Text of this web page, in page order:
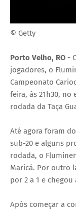
© Getty
Porto Velho, RO -
jogadores, o
Campeonato
feira, às 21h30,
rodada da Taça
Até agora foram
sub-20 e alguns
rodada, o
Maricá. Por outro
por 2 a 1 e
Após começar a